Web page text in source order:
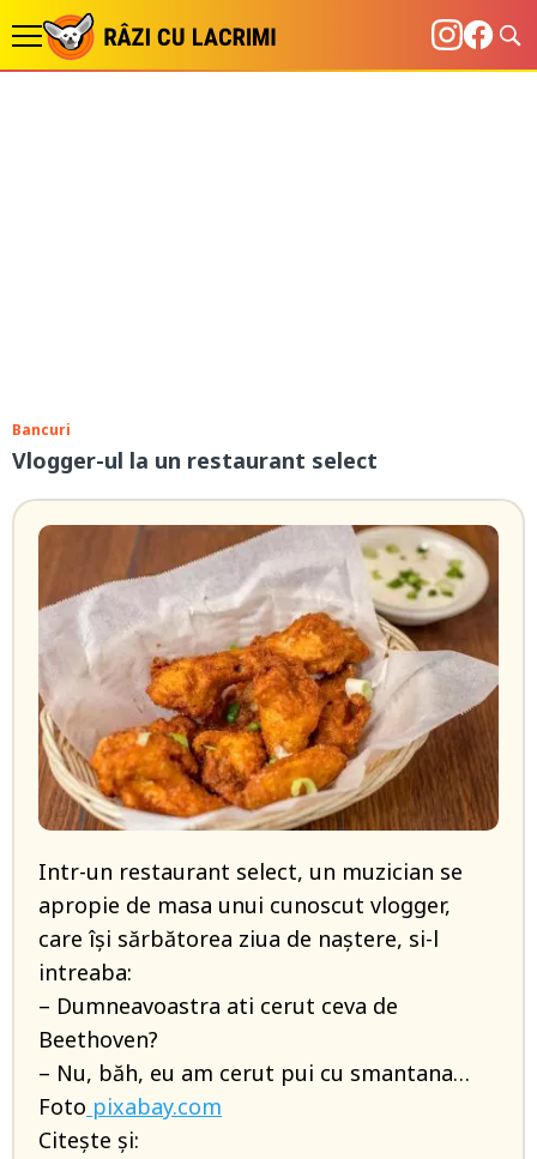
Bancuri
Vlogger-ul la un restaurant select
Intr-un restaurant select, un muzician se
apropie de masa unui cunoscut vlogger,
care își sărbătorea ziua de naștere, si-l
intreaba:
– Dumneavoastra ati cerut ceva de
Beethoven?
– Nu, băh, eu am cerut pui cu smantana…
Foto pixabay.com
Citește și: